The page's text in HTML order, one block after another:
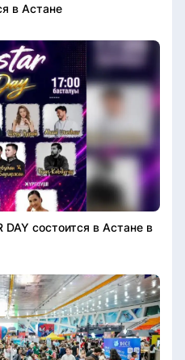
в Астане
состоится в Астане в